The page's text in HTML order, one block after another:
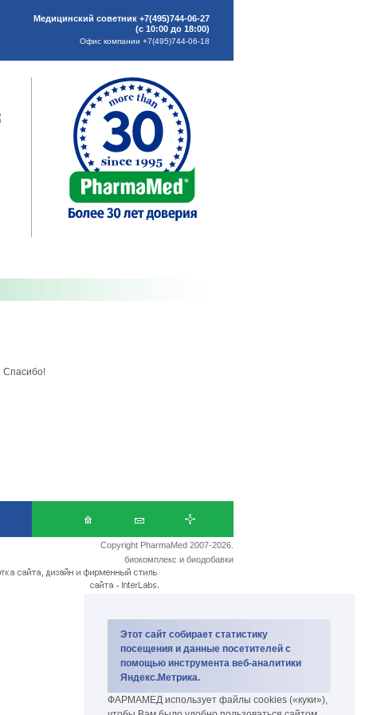
Этот сайт собирает статистику
посещения и данные посетителей с
помощью инструмента веб-аналитики
Яндекс.Метрика.
ФАРМАМЕД использует файлы cookies («куки»),
Медицинский советник +7(495)744-06-27
(с 10:00 до 18:00)
Офис компании +7(495)744-06-18
Спасибо!
Copyright PharmaMed 2007-2026.
биокомплекс и биодобавки